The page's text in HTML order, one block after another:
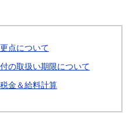
点について
の取扱い期限について
金＆給料計算